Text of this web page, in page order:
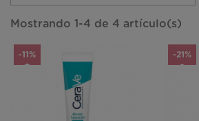
Mostrando 1-4 de 4 artículo(s)
-11% -21%